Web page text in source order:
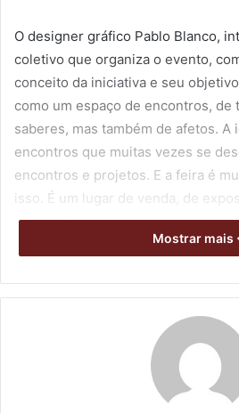
O designer gráfico Pablo Blanco,
coletivo que organiza o evento,
conceito da iniciativa e seu
como um espaço de encontros, de
saberes, mas também de afetos. A
encontros que muitas vezes se
encontros e projetos. E a feira é
isso. É um lugar de venda, de
principalmente um lugar de
composta por 12 atividades
ministradas por artistas do Rio de
Minas Gerais, Londrina e Maringá.
contemplam técnicas e saberes
diversas áreas das artes gráficas e
vitrografia, desenho animado,
Mostrar mais